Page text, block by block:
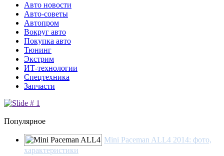
Авто новости
Авто-советы
Автопром
Вокруг авто
Покупка авто
Тюнинг
Экстрим
ИТ-технологии
Спецтехника
Запчасти
Популярное
Mini Paceman ALL4 2014: фото,
характеристики